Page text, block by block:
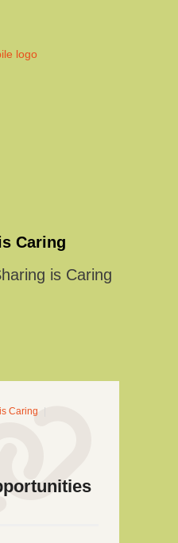
Caring
is Caring
Caring